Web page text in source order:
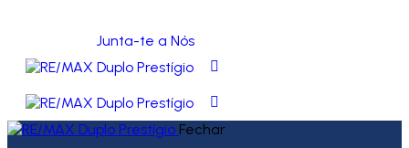
Junta-te a Nós
Fechar